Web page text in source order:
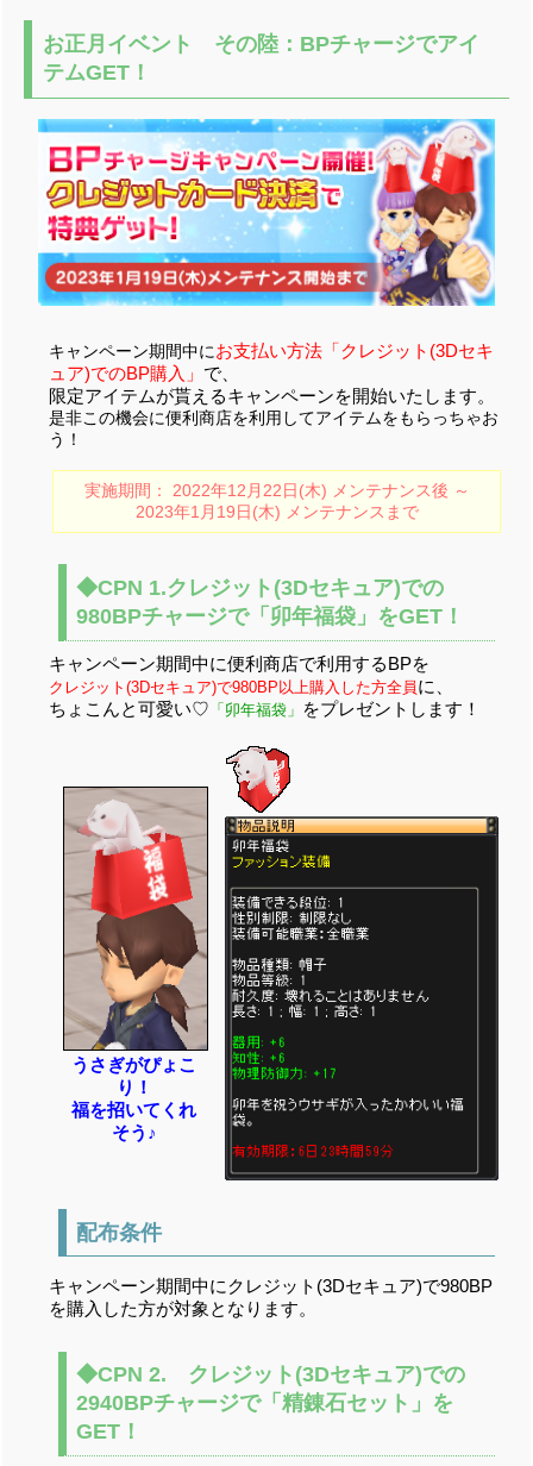
お正月イベント その陸：BPチャージでアイ
テムGET！
キャンペーン期間中にお支払い方法「クレジット(3Dセキ
ュア)でのBP購入」 で、
限定アイテムが貰えるキャンペーンを開始いたします。
是非この機会に便利商店を利用してアイテムをもらっちゃお
う！
実施期間： 2022年12月22日(木) メンテナンス後 ～
2023年1月19日(木) メンテナンスまで
◆CPN 1.クレジット(3Dセキュア)での
980BPチャージで「卯年福袋」をGET！
キャンペーン期間中に便利商店で利用するBPを
クレジット(3Dセキュア)で980BP以上購入した方全員 に、
ちょこんと可愛い♡ 「卯年福袋」 をプレゼントします！
うさぎがぴょこ
り！
福を招いてくれ
そう♪
配布条件
キャンペーン期間中にクレジット(3Dセキュア)で980BP
を購入した方が対象となります。
◆CPN 2. クレジット(3Dセキュア)での
2940BPチャージで「精錬石セット」を
GET！